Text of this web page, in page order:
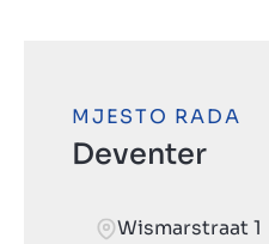
MJESTO RADA
Deventer
Wismarstraat 1